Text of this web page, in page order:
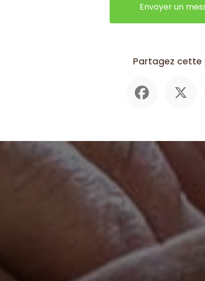
Envoyer un
Partagez cette